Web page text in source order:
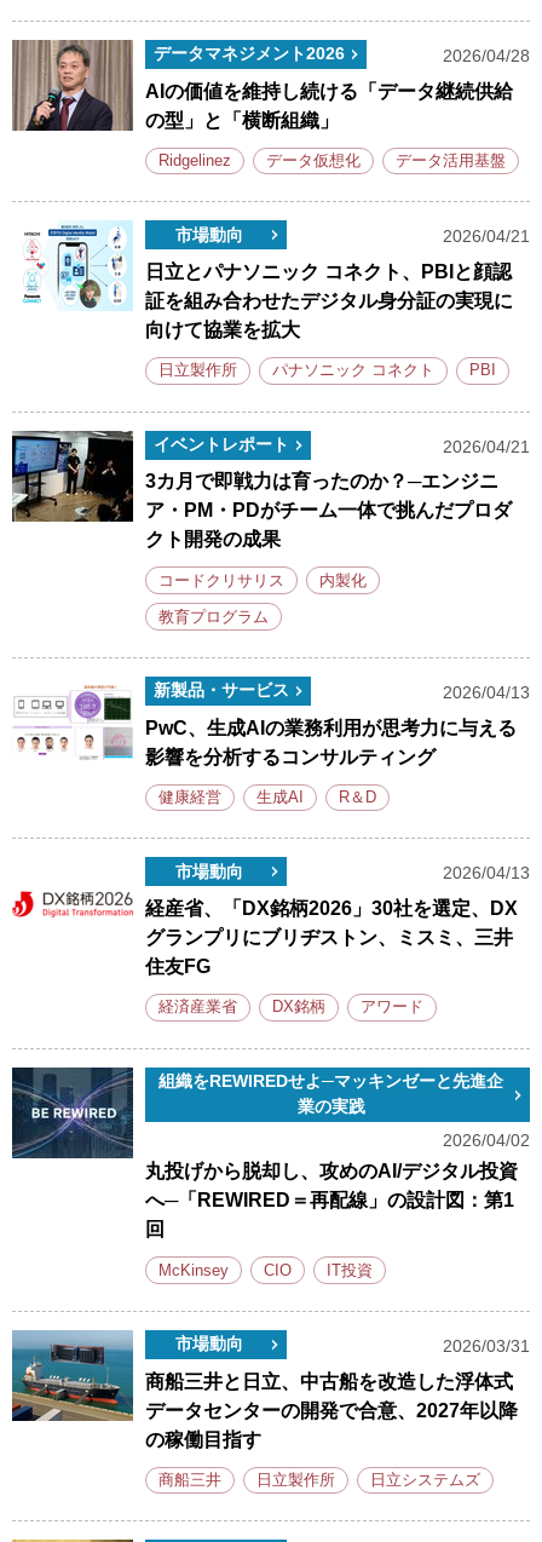
データマネジメント2026 2026/04/28
AIの価値を維持し続ける「データ継続供給
の型」と「横断組織」
Ridgelinez データ仮想化 データ活用基盤
市場動向 2026/04/21
日立とパナソニック コネクト、PBIと顔認
証を組み合わせたデジタル身分証の実現に
向けて協業を拡大
日立製作所 パナソニック コネクト PBI
イベントレポート 2026/04/21
3カ月で即戦力は育ったのか？─エンジニ
ア・PM・PDがチーム一体で挑んだプロダ
クト開発の成果
コードクリサリス 内製化
教育プログラム
新製品・サービス 2026/04/13
PwC、生成AIの業務利用が思考力に与える
影響を分析するコンサルティング
健康経営 生成AI R＆D
市場動向 2026/04/13
経産省、「DX銘柄2026」30社を選定、DX
グランプリにブリヂストン、ミスミ、三井
住友FG
経済産業省 DX銘柄 アワード
組織をREWIREDせよ─マッキンゼーと先進企
業の実践
2026/04/02
丸投げから脱却し、攻めのAI/デジタル投資
へ─「REWIRED＝再配線」の設計図：第1
回
McKinsey CIO IT投資
市場動向 2026/03/31
商船三井と日立、中古船を改造した浮体式
データセンターの開発で合意、2027年以降
の稼働目指す
商船三井 日立製作所 日立システムズ